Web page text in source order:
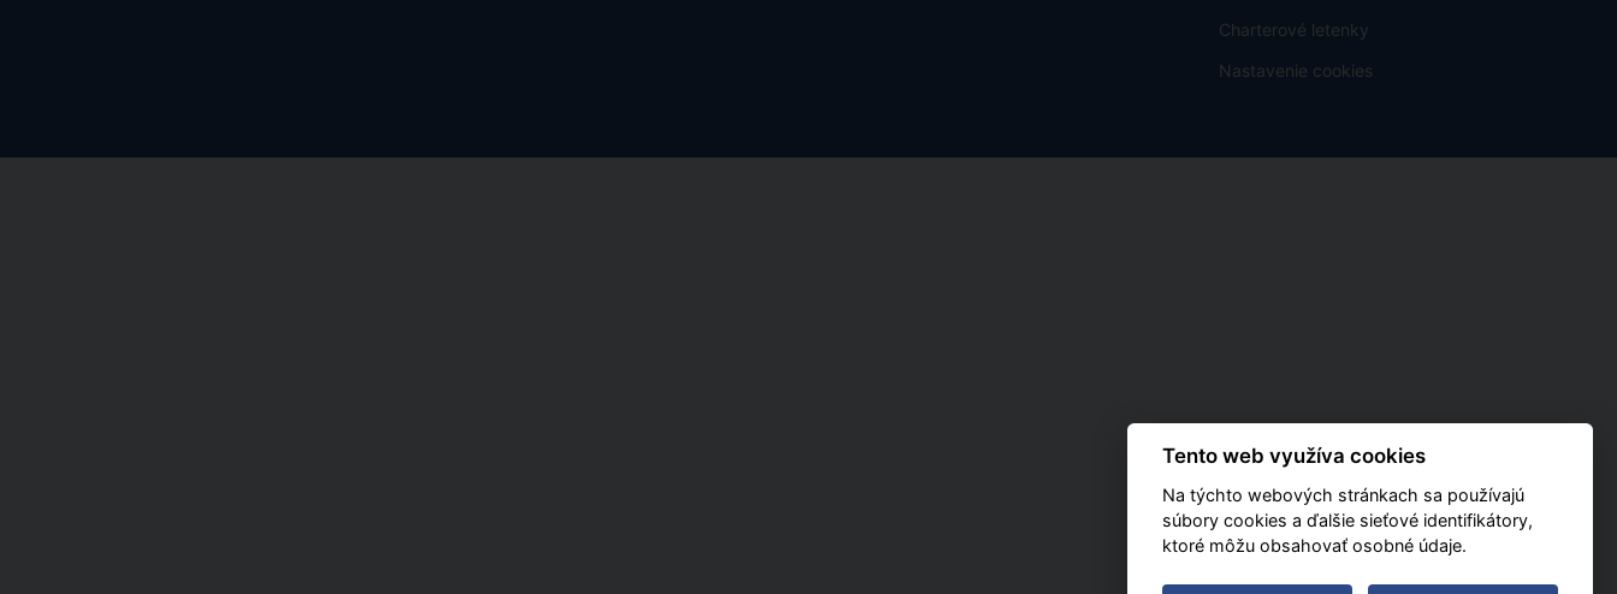
Charterové letenky
Nastavenie cookies
Tento web využíva cookies
Na týchto webových stránkach sa používajú
súbory cookies a ďalšie sieťové identifikátory,
ktoré môžu obsahovať osobné údaje.